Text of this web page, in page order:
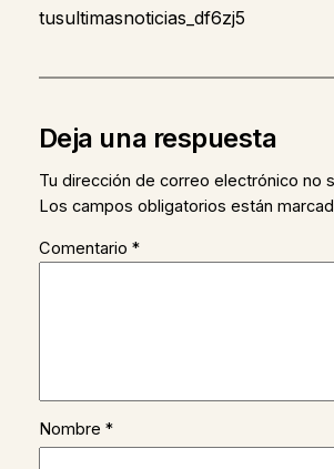
tusultimasnoticias_df6zj5
Deja una respuesta
Tu dirección de correo electrónico no
Los campos obligatorios están
Comentario *
Nombre *